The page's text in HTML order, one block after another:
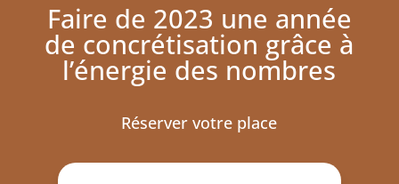
Faire de 2023 une année
de concrétisation grâce à
l’énergie des nombres
Réserver votre place